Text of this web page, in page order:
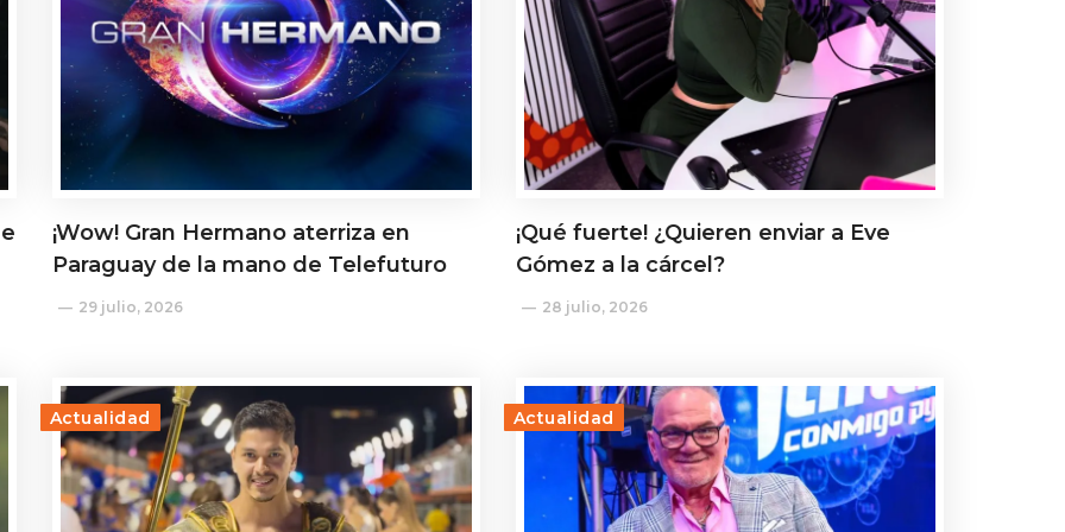
¡Wow! Gran Hermano aterriza en
Paraguay de la mano de Telefuturo
29 julio, 2026
¡Qué fuerte! ¿Quieren enviar a Eve
Gómez a la cárcel?
28 julio, 2026
Actualidad Actualidad